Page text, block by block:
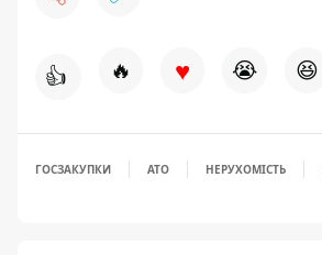
👍 🔥 ♥ 😭 😆
ГОСЗАКУПКИ АТО НЕРУХОМІСТЬ